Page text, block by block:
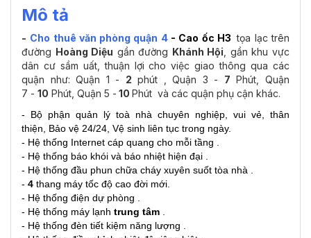
Mô tả
- Cho thuê văn phòng quận 4- Cao ốc H3 tọa lạc trên
đường Hoàng Diệu gần đường Khánh Hội , gần khu vực
dân cư sầm uất, thuận lợi cho việc giao thông qua các
quận như: Quận 1 - 2 phút , Quận 3 - 7 Phút, Quận
7 - 10 Phút, Quận 5 - 10 Phút và các quận phụ cận khác.
- Bộ phận quản lý toà nhà chuyên nghiệp, vui vẻ, thân
thiện, Bảo vệ 24/24, Vệ sinh liên tục trong ngày.
- Hệ thống Internet cáp quang cho mỗi tầng .
- Hệ thống báo khói và báo nhiệt hiện đại .
- Hệ thống đầu phun chữa cháy xuyên suốt tòa nhà .
- 4 thang máy tốc độ cao đời mới.
- Hệ thống điện dự phòng .
- Hệ thống máy lạnh trung tâm
- Hệ thống đèn tiết kiệm năng lượng .